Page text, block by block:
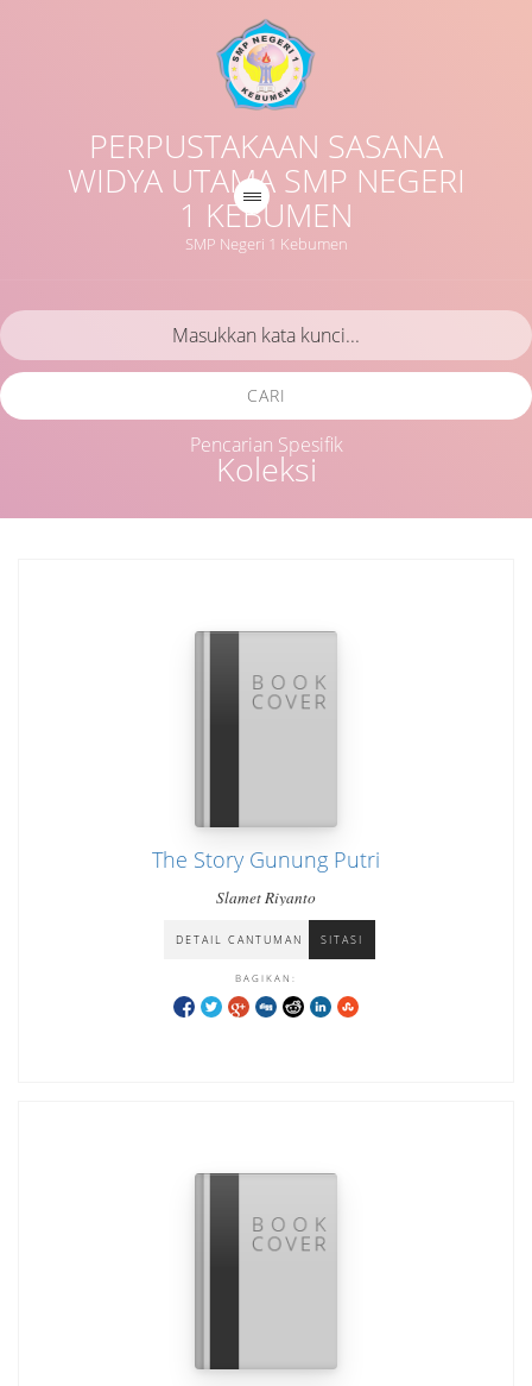
PERPUSTAKAAN SASANA
WIDYA UTAMA SMP NEGERI
1 KEBUMEN
SMP Negeri 1 Kebumen
Koleksi
CARI
Pencarian Spesifik
The Story Gunung Putri
Slamet Riyanto
DETAIL CANTUMAN SITASI
BAGIKAN: